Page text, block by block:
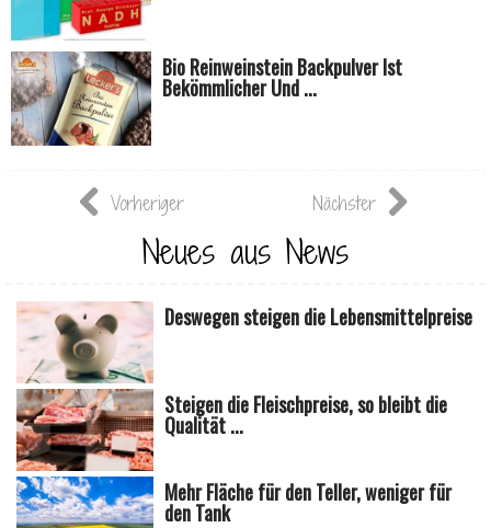
Bio Reinweinstein Backpulver Ist
Bekömmlicher Und ...
Vorheriger Nächster
Neues aus News
Deswegen steigen die Lebensmittelpreise
Steigen die Fleischpreise, so bleibt die
Qualität ...
Mehr Fläche für den Teller, weniger für
den Tank